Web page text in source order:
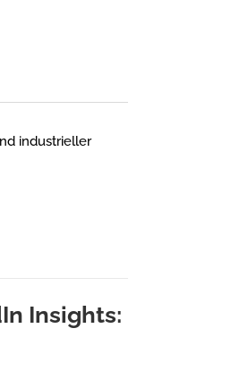
industrieller
Insights: